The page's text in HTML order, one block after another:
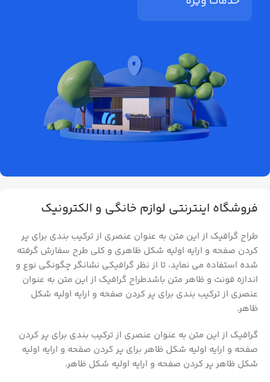
فروشگاه اینترنتی لوازم خانگی و الکترونیک
طراح گرافیک از این متن به عنوان عنصری از ترکیب بندی برای پر
کردن صفحه و ارایه اولیه شکل ظاهری و کلی طرح سفارش گرفته
شده استفاده می نماید، تا از نظر گرافیکی نشانگر چگونگی نوع و
اندازه فونت و ظاهر متن باشدطراح گرافیک از این متن به عنوان
عنصری از ترکیب بندی برای پر کردن صفحه و ارایه اولیه شکل
ظاهر.
گرافیک از این متن به عنوان عنصری از ترکیب بندی برای پر کردن
صفحه و ارایه اولیه شکل ظاهر برای پر کردن صفحه و ارایه اولیه
شکل ظاهر پر کردن صفحه و ارایه اولیه شکل ظاهر.